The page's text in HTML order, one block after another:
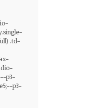
.td-
p3-
p3-